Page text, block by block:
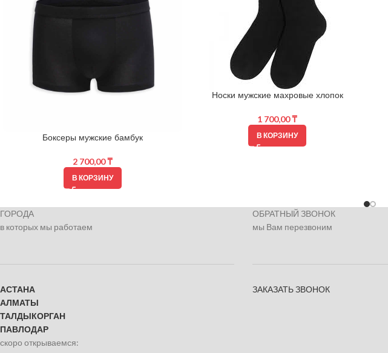
Боксеры мужские бамбук
2 700,00₸
В КОРЗИНУ
Носки мужские махровые хлопок
1 700,00₸
В КОРЗИНУ
ГОРОДА
в которых мы работаем
АСТАНА
АЛМАТЫ
ТАЛДЫКОРГАН
ПАВЛОДАР
скоро открываемся:
ОБРАТНЫЙ ЗВОНОК
мы Вам перезвоним
ЗАКАЗАТЬ ЗВОНОК